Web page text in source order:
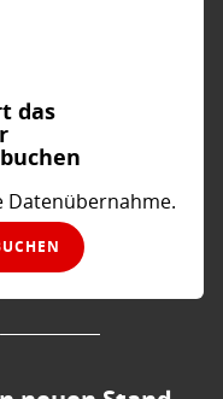
das
Datenübernahme.